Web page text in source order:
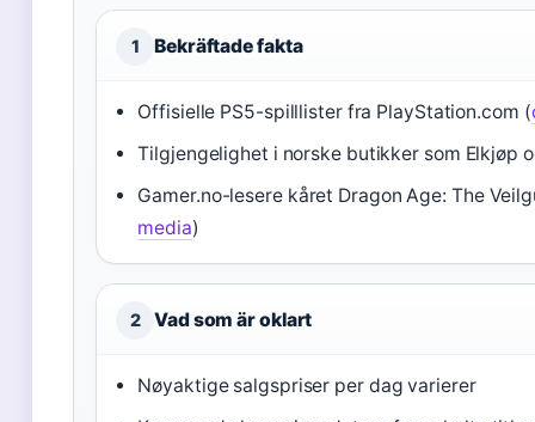
1 Bekräftade fakta
Offisielle PS5-spilllister fra PlayStation.com (
Tilgjengelighet i norske butikker som Elkjøp
Gamer.no-lesere kåret Dragon Age: The
media)
2 Vad som är oklart
Nøyaktige salgspriser per dag varierer